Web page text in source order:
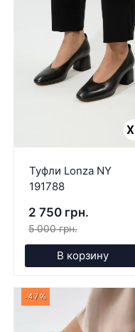
Туфли Lonza NY
191788
2 750 грн.
5 000 грн.
В корзину
-47%